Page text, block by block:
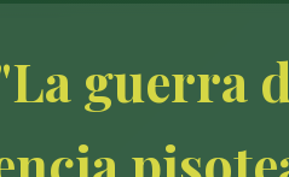
guerra